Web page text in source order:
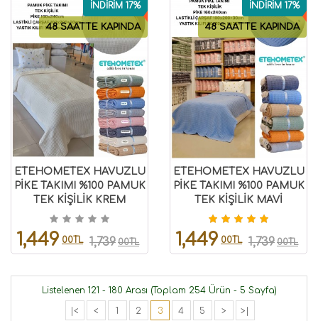
48 SAATTE KAPINDA
İNDİRİM 17%
ETEHOMETEX HAVUZLU
PİKE TAKIMI %100 PAMUK
TEK KİŞİLİK KREM
8696474232109
1,449 00TL 1,739 00TL
48 SAATTE KAPINDA
İNDİRİM 17%
ETEHOMETEX HAVUZLU
PİKE TAKIMI %100 PAMUK
TEK KİŞİLİK MAVİ
8696474232087
1,449 00TL 1,739 00TL
Listelenen 121 - 180 Arası (Toplam 254 Ürün - 5 Sayfa)
|< < 1 2 3 4 5 > >|